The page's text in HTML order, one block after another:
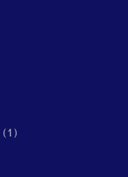
(1)